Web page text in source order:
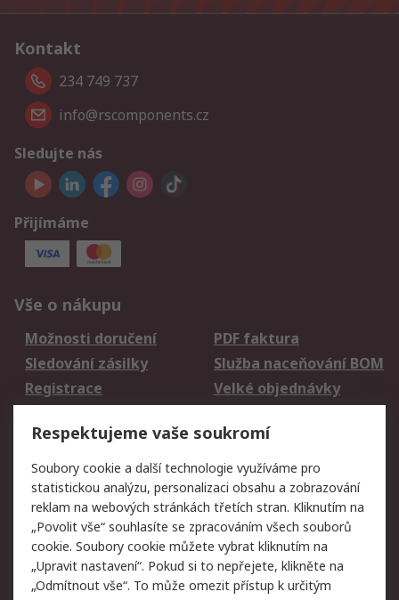
Kontakt
234 749 737
info@rscomponents.cz
Sledujte nás
Přijímáme
Vše o nákupu
Možnosti doručení
PDF faktura
Sledování zásilky
Služba naceňování BOM
Registrace
Velké objednávky
Právní
Autorská práva
Obchodní podmínky
společnosti RS
Prohlášení o ochraně
údajů
Zabezpečení
elektronické pošty
Zásady pro soubory
Zásady ochrany
Respektujeme vaše soukromí
Soubory cookie a další technologie využíváme pro
statistickou analýzu, personalizaci obsahu a zobrazování
reklam na webových stránkách třetích stran. Kliknutím na
„Povolit vše“ souhlasíte se zpracováním všech souborů
cookie. Soubory cookie můžete vybrat kliknutím na
„Upravit nastavení“. Pokud si to nepřejete, klikněte na
„Odmítnout vše“. To může omezit přístup k určitým